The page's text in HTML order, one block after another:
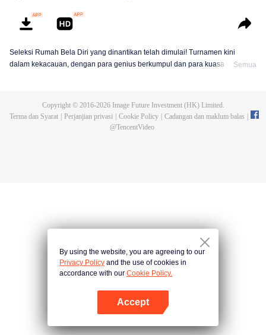
Seleksi Rumah Bela Diri yang dinantikan telah dimulai! Turnamen kini
dalam kekacauan, dengan para genius berkumpul dan para kuasa utama
Pevolusi Surgawi. Mari saksikan bagaimana Chu Xingyun menghadapi plot
pembunuhan berbahaya ini dan mencapai kejayaan di seluruh dunia!
Semua
Copyright © 2016-2026Image Future Investment (HK) Limited.
Terma dan Syarat
Perjanjian privasi Cookie Policy Cadangan dan maklum balas
@TencentVideo
By using the website, you are agreeing to our
Privacy Policy and the use of cookies in
accordance with our Cookie Policy.
Accept